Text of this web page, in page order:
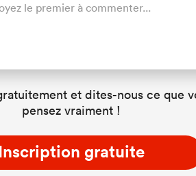
le premier à commenter...
et dites-nous ce que
pensez vraiment !
Inscription gratuite